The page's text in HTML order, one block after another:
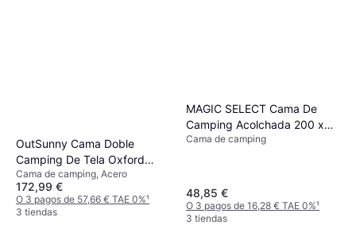
OutSunny Cama Doble
Camping De Tela Oxford
Acero 193 x 145 x 180 cm
Cama de camping, Acero
172,99 €
O 3 pagos de 57,66 € TAE 0%¹
3 tiendas
MAGIC SELECT Cama De
Camping Acolchada 200 x
63 cm
Cama de camping
48,85 €
O 3 pagos de 16,28 € TAE 0%¹
3 tiendas